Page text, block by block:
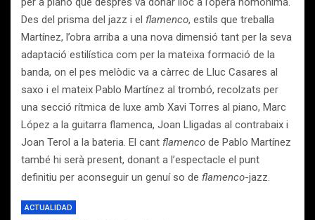
Des del prisma del jazz i el flamenco, estils que treballa
Martínez, l’obra arriba a una nova dimensió tant per la seva
adaptació estilística com per la mateixa formació de la
banda, on el pes melòdic va a càrrec de Lluc Casares al
saxo i el mateix Pablo Martínez al trombó, recolzats per
una secció rítmica de luxe amb Xavi Torres al piano, Marc
López a la guitarra flamenca, Joan Lligadas al contrabaix i
Joan Terol a la bateria. El cant flamenco de Pablo Martínez
també hi serà present, donant a l’espectacle el punt
definitiu per aconseguir un genuí so de flamenco-jazz.
ACTUALIDAD